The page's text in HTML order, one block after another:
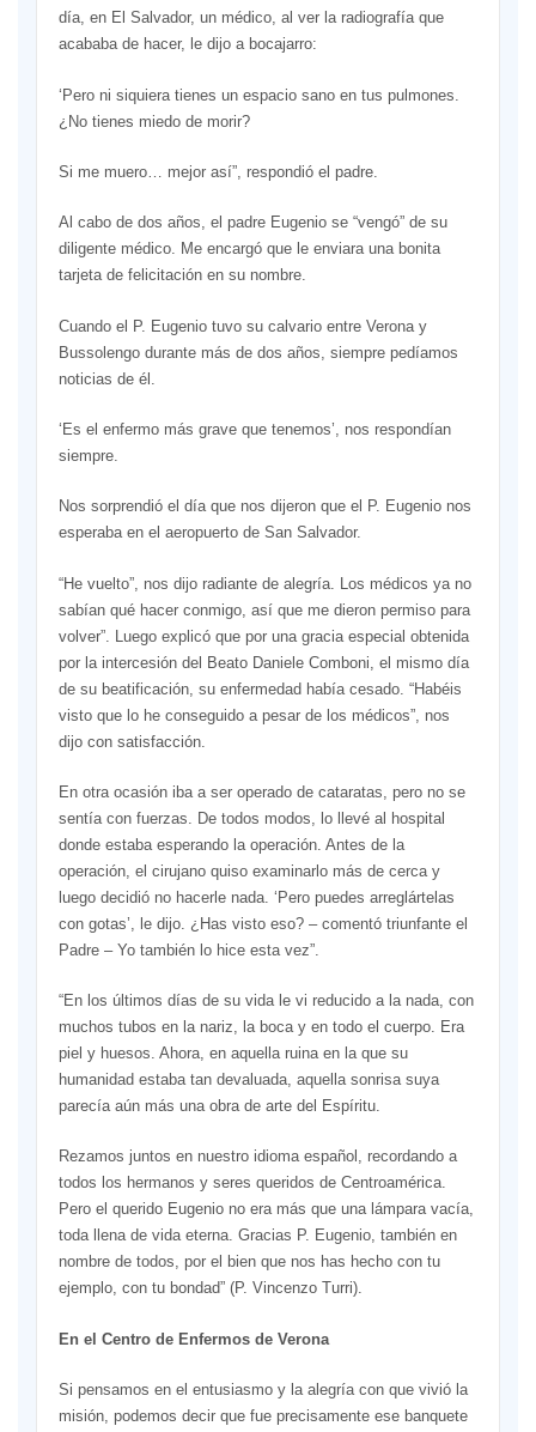
día, en El Salvador, un médico, al ver la radiografía que
acababa de hacer, le dijo a bocajarro:
‘Pero ni siquiera tienes un espacio sano en tus pulmones.
¿No tienes miedo de morir?
Si me muero… mejor así”, respondió el padre.
Al cabo de dos años, el padre Eugenio se “vengó” de su
diligente médico. Me encargó que le enviara una bonita
tarjeta de felicitación en su nombre.
Cuando el P. Eugenio tuvo su calvario entre Verona y
Bussolengo durante más de dos años, siempre pedíamos
noticias de él.
‘Es el enfermo más grave que tenemos’, nos respondían
siempre.
Nos sorprendió el día que nos dijeron que el P. Eugenio nos
esperaba en el aeropuerto de San Salvador.
“He vuelto”, nos dijo radiante de alegría. Los médicos ya no
sabían qué hacer conmigo, así que me dieron permiso para
volver”. Luego explicó que por una gracia especial obtenida
por la intercesión del Beato Daniele Comboni, el mismo día
de su beatificación, su enfermedad había cesado. “Habéis
visto que lo he conseguido a pesar de los médicos”, nos
dijo con satisfacción.
En otra ocasión iba a ser operado de cataratas, pero no se
sentía con fuerzas. De todos modos, lo llevé al hospital
donde estaba esperando la operación. Antes de la
operación, el cirujano quiso examinarlo más de cerca y
luego decidió no hacerle nada. ‘Pero puedes arreglártelas
con gotas’, le dijo. ¿Has visto eso? – comentó triunfante el
Padre – Yo también lo hice esta vez”.
“En los últimos días de su vida le vi reducido a la nada, con
muchos tubos en la nariz, la boca y en todo el cuerpo. Era
piel y huesos. Ahora, en aquella ruina en la que su
humanidad estaba tan devaluada, aquella sonrisa suya
parecía aún más una obra de arte del Espíritu.
Rezamos juntos en nuestro idioma español, recordando a
todos los hermanos y seres queridos de Centroamérica.
Pero el querido Eugenio no era más que una lámpara vacía,
toda llena de vida eterna. Gracias P. Eugenio, también en
nombre de todos, por el bien que nos has hecho con tu
ejemplo, con tu bondad” (P. Vincenzo Turri).
En el Centro de Enfermos de Verona
Si pensamos en el entusiasmo y la alegría con que vivió la
misión, podemos decir que fue precisamente ese banquete